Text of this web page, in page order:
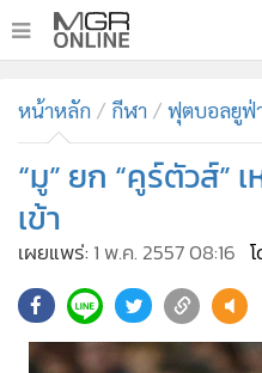
ทันเหตุการณ์
• ภาคใต้
ภูมิภาค
Online Section
• ผู้จัดการรายวัน
คอลัมนิสต์
หน้าหลัก กีฬา ฟุตบอลยูฟ่
“มู” ยก “คูร์ตัวส์”
เข้า
เผยแพร่: 1 พ.ค. 2557 08:16